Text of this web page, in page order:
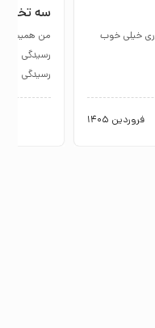
خیلی خوب
فروردین 1405
سه تخته
من همیشه
رسیدگی
رسیدگی